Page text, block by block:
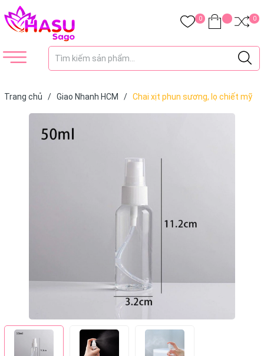
0 0
Trang chủ / Giao Nhanh HCM / Chai xịt phun sương, lọ chiết mỹ